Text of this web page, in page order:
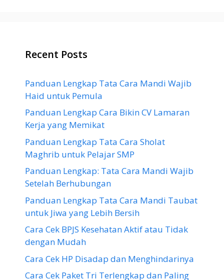
Recent Posts
Panduan Lengkap Tata Cara Mandi Wajib
Haid untuk Pemula
Panduan Lengkap Cara Bikin CV Lamaran
Kerja yang Memikat
Panduan Lengkap Tata Cara Sholat
Maghrib untuk Pelajar SMP
Panduan Lengkap: Tata Cara Mandi Wajib
Setelah Berhubungan
Panduan Lengkap Tata Cara Mandi Taubat
untuk Jiwa yang Lebih Bersih
Cara Cek BPJS Kesehatan Aktif atau Tidak
dengan Mudah
Cara Cek HP Disadap dan Menghindarinya
Cara Cek Paket Tri Terlengkap dan Paling